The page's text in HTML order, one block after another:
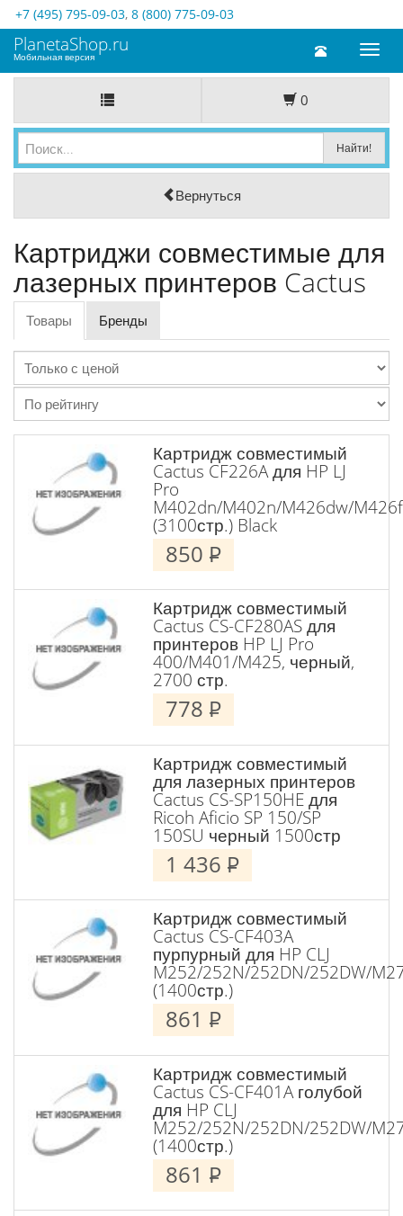
+7 (495) 795-09-03, 8 (800) 775-09-03
Toggle
PlanetaShop.ru
Мобильная версия
0
Вернуться
Картриджи совместимые для
лазерных принтеров Cactus
Товары Бренды
Картридж совместимый
Cactus CF226A для HP LJ
Pro
M402dn/M402n/M426dw/
(3100стр.) Black
850 P
Картридж совместимый
Cactus CS-CF280AS для
принтеров HP LJ Pro
400/M401/M425, черный,
2700 стр.
778 P
Картридж совместимый
для лазерных принтеров
Cactus CS-SP150HE для
Ricoh Aficio SP 150/SP
150SU черный 1500стр
1 436 P
Картридж совместимый
Cactus CS-CF403A
пурпурный для HP CLJ
M252/252N/252DN/252DW/
(1400стр.)
861 P
Картридж совместимый
Cactus CS-CF401A голубой
для HP CLJ
M252/252N/252DN/252DW/
(1400стр.)
861 P